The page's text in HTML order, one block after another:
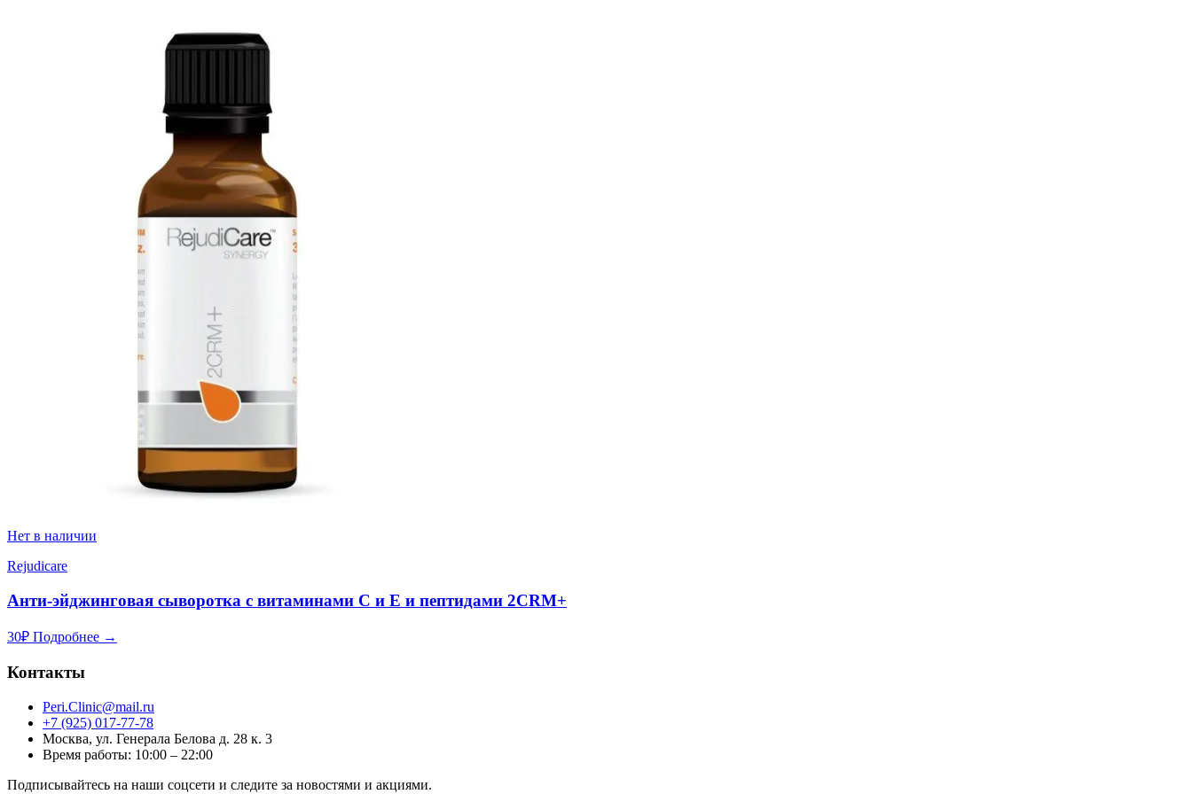
Нет в наличии
Rejudicare
Анти-эйджинговая сыворотка с витаминами С и Е и пептидами 2CRM+
30₽ Подробнее →
Контакты
Peri.Clinic@mail.ru
+7 (925) 017-77-78
Москва, ул. Генерала Белова д. 28 к. 3
Время работы: 10:00 – 22:00
Подписывайтесь на наши соцсети и следите за новостями и акциями.